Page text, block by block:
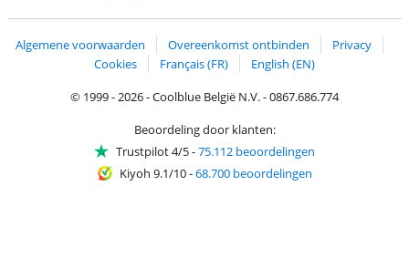
Algemene voorwaarden Overeenkomst ontbinden
Privacy
Cookies
Français (FR)
English (EN)
© 1999 - 2026 - Coolblue België N.V. - 0867.686.774
Beoordeling door klanten:
Trustpilot 4/5-75.112 beoordelingen
Kiyoh 9.1/10-68.700 beoordelingen